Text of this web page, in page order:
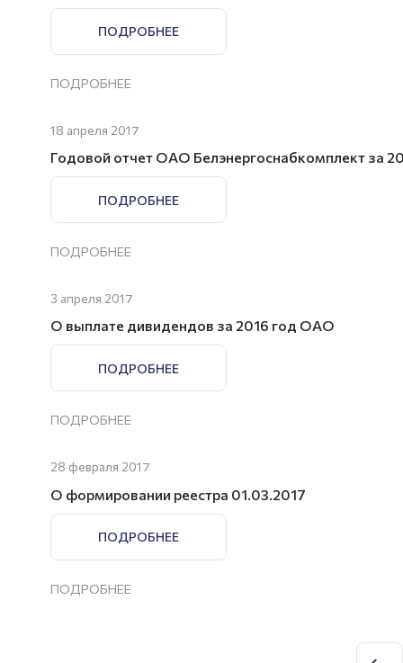
ПОДРОБНЕЕ
ПОДРОБНЕЕ
18 апреля 2017
Годовой отчет ОАО Белэнергоснабкомплект за
ПОДРОБНЕЕ
ПОДРОБНЕЕ
3 апреля 2017
О выплате дивидендов за 2016 год ОАО
ПОДРОБНЕЕ
ПОДРОБНЕЕ
28 февраля 2017
О формировании реестра 01.03.2017
ПОДРОБНЕЕ
ПОДРОБНЕЕ